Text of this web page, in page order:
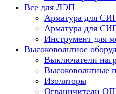
Все для ЛЭП
Арматура для
Арматура для
Инструмент для
Высоковольтное
Выключатели
Высоковольтные
Изоляторы
Ограничители